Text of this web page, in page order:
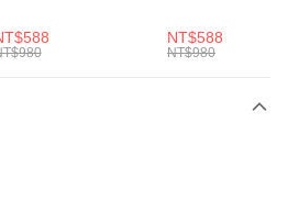
，訂單成立後會自動跳轉到大哥付的交易
金額請依後續交易確認頁面所載為準。
以下)
NT$588
NT$980